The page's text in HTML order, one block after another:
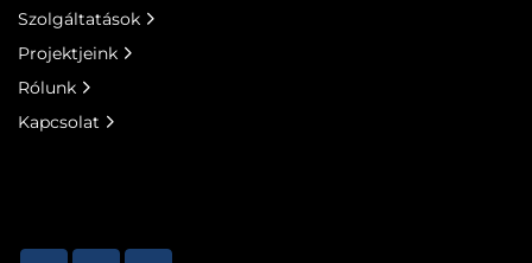
Szolgáltatások
Projektjeink
Rólunk
Kapcsolat